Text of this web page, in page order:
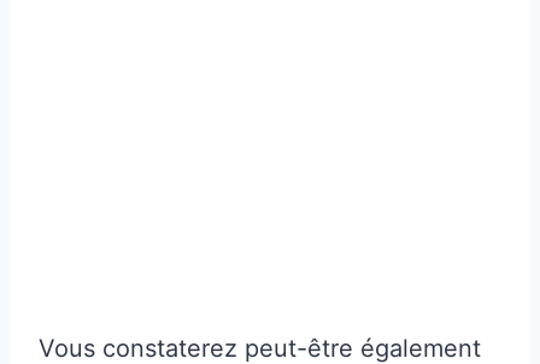
Vous constaterez peut-être également